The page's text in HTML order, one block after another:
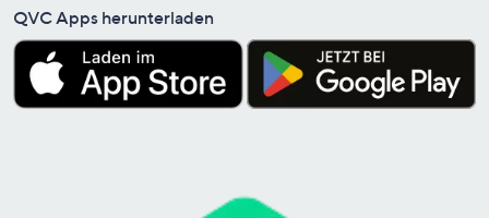
QVC Apps herunterladen